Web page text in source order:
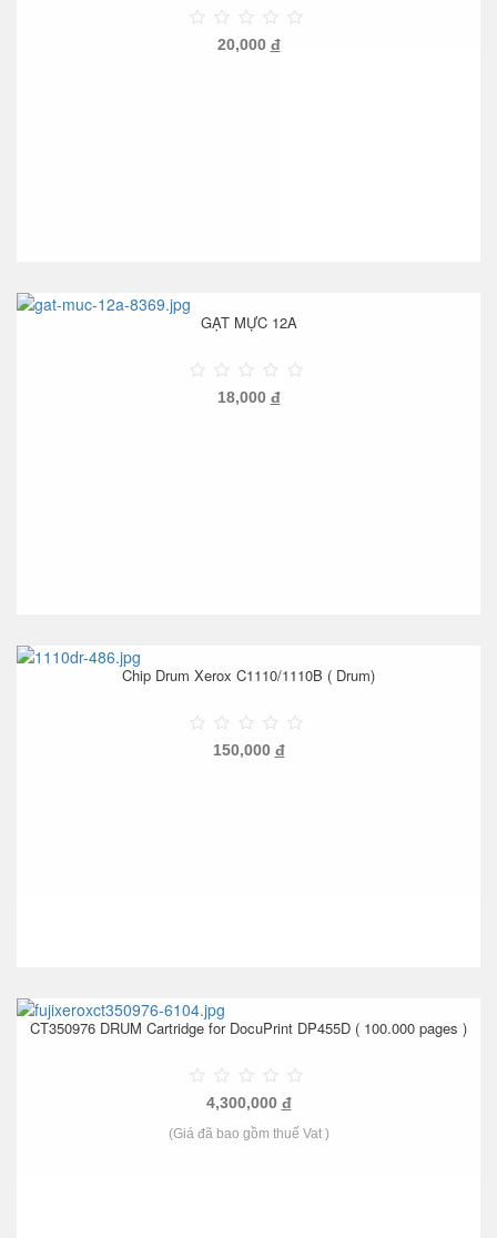
20,000 đ
GẠT MỰC 12A
18,000 đ
Chip Drum Xerox C1110/1110B ( Drum)
150,000 đ
CT350976 DRUM Cartridge for DocuPrint DP455D ( 100.000 pages )
4,300,000 đ
(Giá đã bao gồm thuế Vat )